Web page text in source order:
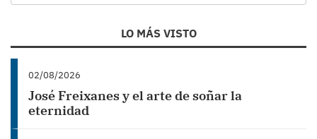
LO MÁS VISTO
02/08/2026
José Freixanes y el arte de soñar la
eternidad